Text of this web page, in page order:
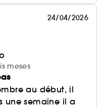
24/04/2026
meses
au début, il
une semaine il a